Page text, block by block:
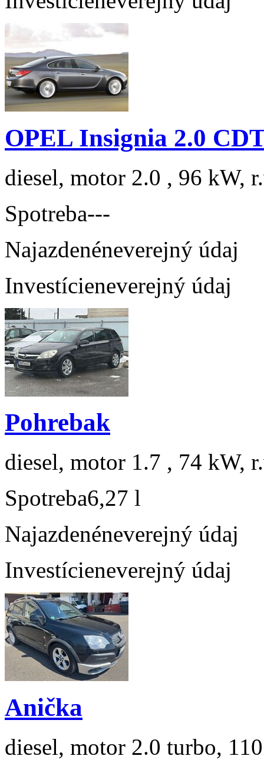
OPEL Insignia 2.0
diesel, motor 2.0 , 96 kW,
Spotreba---
Najazdenéneverejný údaj
Investícieneverejný údaj
Pohrebak
diesel, motor 1.7 , 74 kW,
Spotreba6,27 l
Najazdenéneverejný údaj
Investícieneverejný údaj
Anička
diesel, motor 2.0 turbo,